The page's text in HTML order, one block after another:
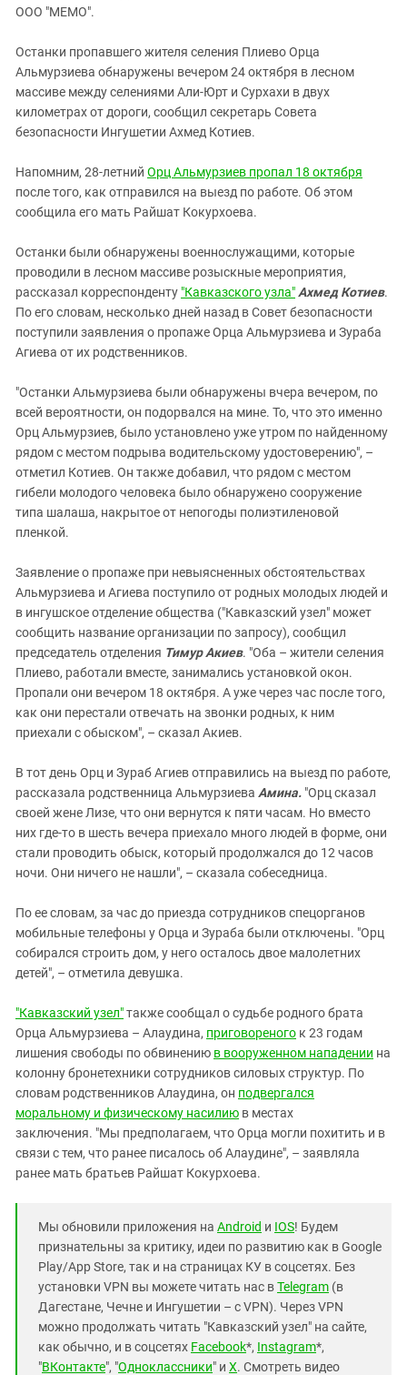
ИНАКОМЫСЛИЕ В ЧЕЧНЕ
ПРЕСЛЕДОВАНИЕ АКТИВИСТОВ
МОБИЛИЗАЦИЯ И ПРОТЕСТЫ
Дагестан
Кабардино-Балкария
Калмыкия
Карачаево-Черкесия
Российская Федерация
Северная Осетия - Алания
СКФО
Чечня
Южный Кавказ
ЮФО
ООО "МЕМО".
Останки пропавшего жителя селения Плиево Орца
Альмурзиева обнаружены вечером 24 октября в лесном
массиве между селениями Али-Юрт и Сурхахи в двух
километрах от дороги, сообщил секретарь Совета
безопасности Ингушетии Ахмед Котиев.
Напомним, 28-летний Орц Альмурзиев пропал 18 октября
после того, как отправился на выезд по работе. Об этом
сообщила его мать Райшат Кокурхоева.
Останки были обнаружены военнослужащими, которые
проводили в лесном массиве розыскные мероприятия,
рассказал корреспонденту "Кавказского узла" Ахмед Котиев.
По его словам, несколько дней назад в Совет безопасности
поступили заявления о пропаже Орца Альмурзиева и Зураба
Агиева от их родственников.
"Останки Альмурзиева были обнаружены вчера вечером, по
всей вероятности, он подорвался на мине. То, что это именно
Орц Альмурзиев, было установлено уже утром по найденному
рядом с местом подрыва водительскому удостоверению", –
отметил Котиев. Он также добавил, что рядом с местом
гибели молодого человека было обнаружено сооружение
типа шалаша, накрытое от непогоды полиэтиленовой
пленкой.
Заявление о пропаже при невыясненных обстоятельствах
Альмурзиева и Агиева поступило от родных молодых людей и
в ингушское отделение общества ("Кавказский узел" может
сообщить название организации по запросу), сообщил
председатель отделения Тимур Акиев. "Оба – жители селения
Плиево, работали вместе, занимались установкой окон.
Пропали они вечером 18 октября. А уже через час после того,
как они перестали отвечать на звонки родных, к ним
приехали с обыском", – сказал Акиев.
В тот день Орц и Зураб Агиев отправились на выезд по работе,
рассказала родственница Альмурзиева Амина. "Орц сказал
своей жене Лизе, что они вернутся к пяти часам. Но вместо
них где-то в шесть вечера приехало много людей в форме, они
стали проводить обыск, который продолжался до 12 часов
ночи. Они ничего не нашли", – сказала собеседница.
По ее словам, за час до приезда сотрудников спецорганов
мобильные телефоны у Орца и Зураба были отключены. "Орц
собирался строить дом, у него осталось двое малолетних
детей", – отметила девушка.
"Кавказский узел"также сообщал о судьбе родного брата
Орца Альмурзиева – Алаудина, приговореного к 23 годам
лишения свободы по обвинению в вооруженном нападении на
колонну бронетехники сотрудников силовых структур. По
словам родственников Алаудина, он подвергался
моральному и физическому насилию в местах
заключения. "Мы предполагаем, что Орца могли похитить и в
связи с тем, что ранее писалось об Алаудине", – заявляла
ранее мать братьев Райшат Кокурхоева.
Мы обновили приложения на Android и IOS! Будем
признательны за критику, идеи по развитию как в Google
Play/App Store, так и на страницах КУ в соцсетях. Без
установки VPN вы можете читать нас вTelegram (в
Дагестане, Чечне и Ингушетии – с VPN). Через VPN
можно продолжать читать "Кавказский узел" на сайте,
как обычно, и в соцсетях Facebook*, Instagram*,
"ВКонтакте", "Одноклассники" и X. Смотреть видео